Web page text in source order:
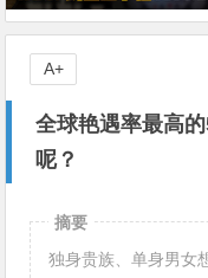
全球艳遇率最高
呢？
A+
摘要
独身贵族、单身男女